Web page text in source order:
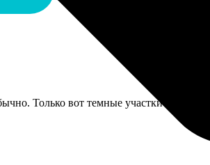
Только вот темные участки на фото